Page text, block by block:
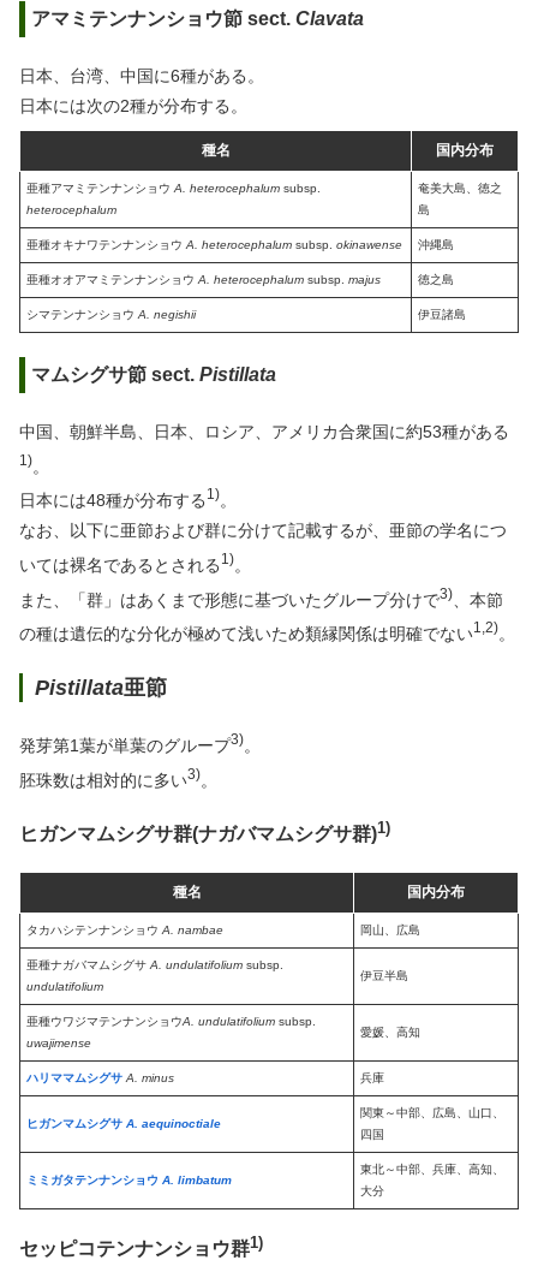
アマミテンナンショウ節 sect. Clavata
日本、台湾、中国に6種がある。
日本には次の2種が分布する。
種名 国内分布
亜種アマミテンナンショウ A. heterocephalum subsp.
heterocephalum
奄美大島、徳之
島
亜種オキナワテンナンショウ A. heterocephalum subsp. okinawense 沖縄島
亜種オオアマミテンナンショウ A. heterocephalum subsp. majus 徳之島
シマテンナンショウ A. negishii 伊豆諸島
マムシグサ節 sect. Pistillata
中国、朝鮮半島、日本、ロシア、アメリカ合衆国に約53種がある
1)。
日本には48種が分布する 1)。
なお、以下に亜節および群に分けて記載するが、亜節の学名につ
いては裸名であるとされる 1)。
また、「群」はあくまで形態に基づいたグループ分けで3)
、本節
の種は遺伝的な分化が極めて浅いため類縁関係は明確でない1,2)。
Pistillata亜節
発芽第1葉が単葉のグループ3)。
胚珠数は相対的に多い3)
ヒガンマムシグサ群(ナガバマムシグサ群)1)
種名 国内分布
タカハシテンナンショウA. nambae 岡山、広島
亜種ナガバマムシグサA. undulatifolium subsp.
undulatifolium
伊豆半島
亜種ウワジマテンナンショウA. undulatifolium subsp.
uwajimense
愛媛、高知
ハリママムシグサ A. minus 兵庫
ヒガンマムシグサ A. aequinoctiale
関東～中部、広島、山口、
四国
ミミガタテンナンショウ A. limbatum
東北～中部、兵庫、高知、
大分
セッピコテンナンショウ群1)